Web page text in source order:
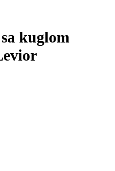
kuglom